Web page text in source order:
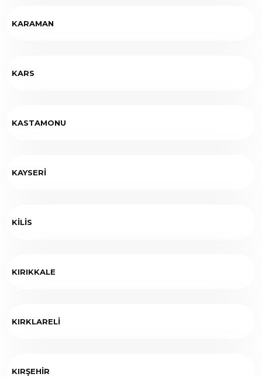
KARAMAN
KARS
KASTAMONU
KAYSERİ
KİLİS
KIRIKKALE
KIRKLARELİ
KIRŞEHİR